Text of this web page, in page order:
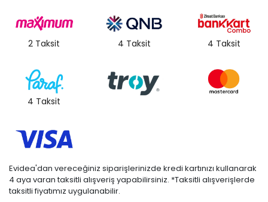
2 Taksit 4 Taksit 4 Taksit
4 Taksit
Evidea'dan vereceğiniz siparişlerinizde kredi kartınızı kullanarak
4 aya varan taksitli alışveriş yapabilirsiniz. *Taksitli alışverişlerde
taksitli fiyatımız uygulanabilir.